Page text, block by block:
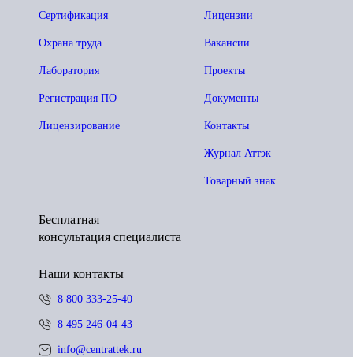
Лицензии
Вакансии
Проекты
Документы
Контакты
Журнал Аттэк
Товарный знак
Сертификация
Охрана труда
Лаборатория
Регистрация ПО
Лицензирование
Бесплатная
консультация специалиста
Наши контакты
8 800 333-25-40
8 495 246-04-43
info@centrattek.ru